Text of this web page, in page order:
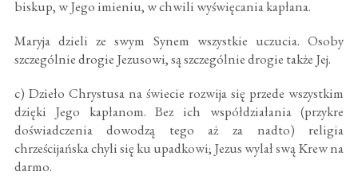
biskup, w Jego imieniu, w chwili wyświęcania kapłana.
Maryja dzieli ze swym Synem wszystkie uczucia. Osoby
szczególnie drogie Jezusowi, są szczególnie drogie także Jej.
c) Dzieło Chrystusa na świecie rozwija się przede wszystkim
dzięki Jego kapłanom. Bez ich współdziałania (przykre
doświadczenia dowodzą tego aż za nadto) religia
chrześcijańska chyli się ku upadkowi; Jezus wylał swą Krew na
darmo.